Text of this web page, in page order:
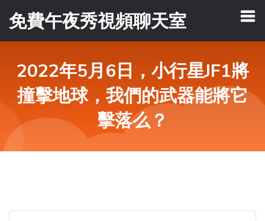
免費午夜秀視頻聊天室
2022年5月6日，小行星JF1將
撞擊地球，我們的武器能將它
擊落么？